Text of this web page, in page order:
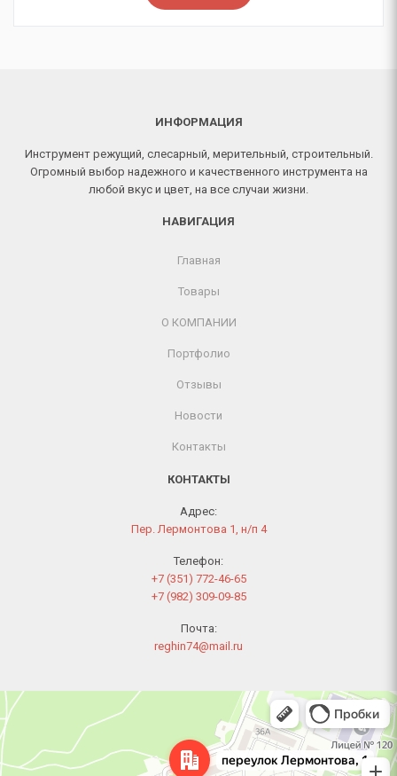
ИНФОРМАЦИЯ
Инструмент режущий, слесарный, мерительный, строительный.
Огромный выбор надежного и качественного инструмента на
любой вкус и цвет, на все случаи жизни.
НАВИГАЦИЯ
Главная
Товары
О КОМПАНИИ
Портфолио
Отзывы
Новости
Контакты
КОНТАКТЫ
Адрес:
Пер. Лермонтова 1, н/п 4
Телефон:
+7 (351) 772-46-65
+7 (982) 309-09-85
Почта:
reghin74@mail.ru
Челябинск
Переулок Лермонтова, 1 — Яндекс Карты